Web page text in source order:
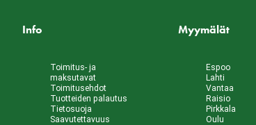
Info
Toimitus- ja
maksutavat
Toimitusehdot
Tuotteiden palautus
Tietosuoja
Saavutettavuus
Myymälät
Espoo
Lahti
Vantaa
Raisio
Pirkkala
Oulu